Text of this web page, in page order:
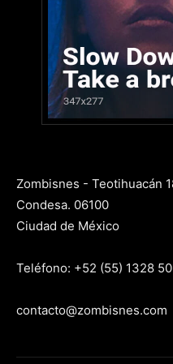
Zombisnes - Teotihuacán
Condesa. 06100
Ciudad de México
Teléfono: +52 (55) 1328
contacto@zombisnes.com